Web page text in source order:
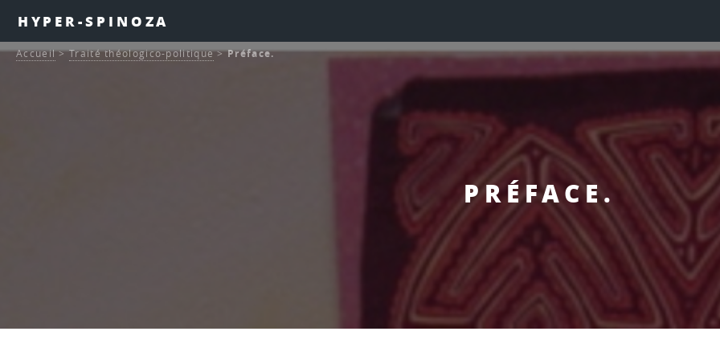
HYPER-SPINOZA
PRÉFACE.
Accueil>Traité théologico-politique>Préface.